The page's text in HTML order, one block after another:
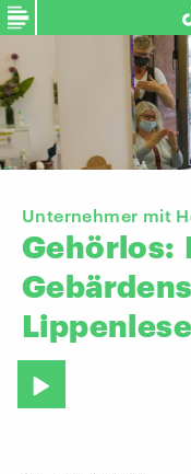
Unternehmer mit
Gehörlos: